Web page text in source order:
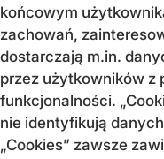
końcowym
zachowań,
dostarczają m.in.
przez użytkowników z
funkcjonalności.
nie identyfikują
„Cookies” zawsze